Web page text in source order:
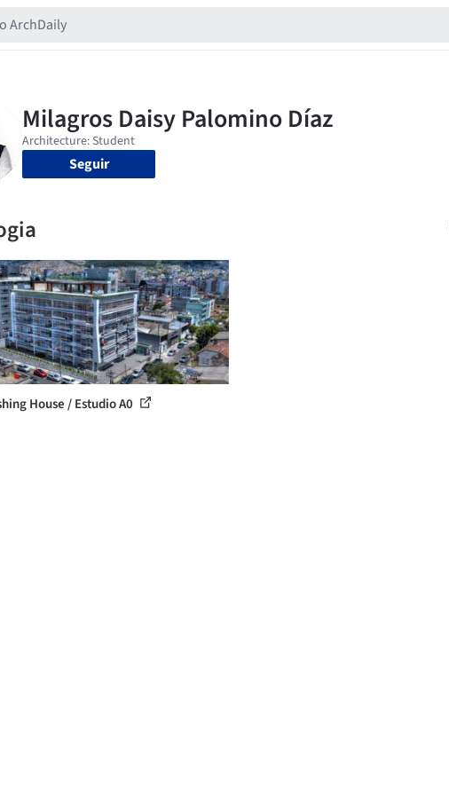
Seguir
House / Estudio A0